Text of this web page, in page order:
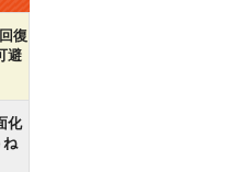
復
避
化
ね